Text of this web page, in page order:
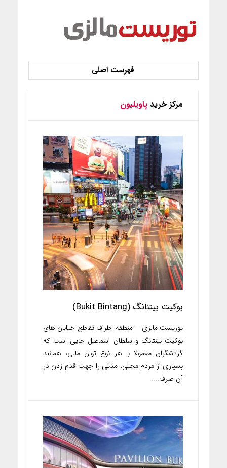
مرکز خرید پاویلیون
بوکیت بینتانگ (Bukit Bintang)
توریست مالزی – منطقه اطراف تقاطع خیابان های
بوکیت بینتانگ و سلطان اسماعیل جایی است که
گردشگران معمولا با هر نوع توان مالی، همانند
بسیاری از مردم محلی، مدتی را جهت قدم زدن در
آن صرف...